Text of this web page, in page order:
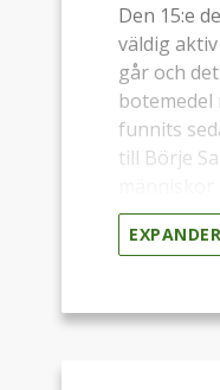
Den 15:e
väldig
går och
botemedel
funnits
till Börje
är att
inte.